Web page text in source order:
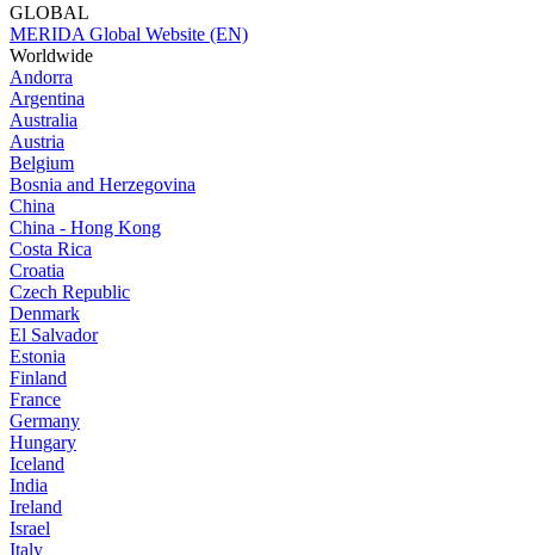
GLOBAL
MERIDA Global Website (EN)
Worldwide
Andorra
Argentina
Australia
Austria
Belgium
Bosnia and Herzegovina
China
China - Hong Kong
Costa Rica
Croatia
Czech Republic
Denmark
El Salvador
Estonia
Finland
France
Germany
Hungary
Iceland
India
Ireland
Israel
Italy